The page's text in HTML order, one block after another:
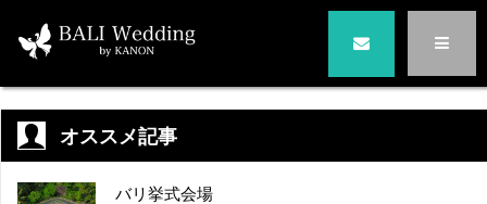
オススメ記事
バリ挙式会場